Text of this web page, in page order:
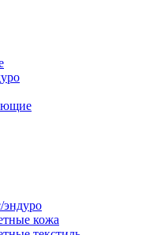
эндуро
кожа